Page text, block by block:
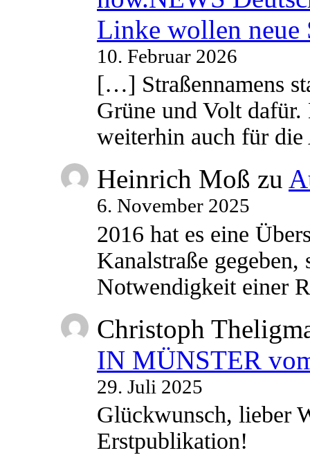
Linke wollen neue
10. Februar 2026
[…] Straßennamens
Grüne und Volt
weiterhin auch für
Heinrich Moß zu
6. November 2025
2016 hat es eine
Kanalstraße
Notwendigkeit einer
Christoph
IN MÜNSTER
29. Juli 2025
Glückwunsch, lieber
Erstpublikation!